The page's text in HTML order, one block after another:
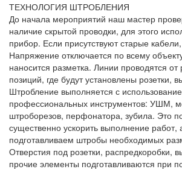
ТЕХНОЛОГИЯ ШТРОБЛЕНИЯ
До начала мероприятий наш мастер
наличие скрытой проводки, для этого
прибор. Если присутствуют старые
Напряжение отключается по всему
наносится разметка. Линии проводятся
позиций, где будут установлены розетки,
Штробление выполняется с
профессиональных инструментов: УШМ,
штроборезов, перфонатора, зубила. Это
существенно ускорить выполнение работ,
подготавливаем штробы необходимых
Отверстия под розетки, распредкоробки,
прочие элементы подготавливаются при